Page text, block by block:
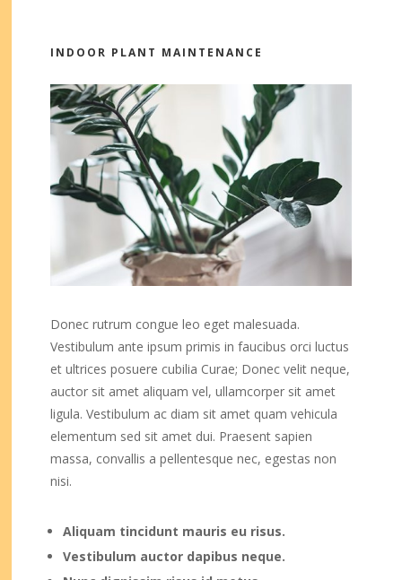
INDOOR PLANT MAINTENANCE
Donec rutrum congue leo eget malesuada.
Vestibulum ante ipsum primis in faucibus orci luctus
et ultrices posuere cubilia Curae; Donec velit neque,
auctor sit amet aliquam vel, ullamcorper sit amet
ligula. Vestibulum ac diam sit amet quam vehicula
elementum sed sit amet dui. Praesent sapien
massa, convallis a pellentesque nec, egestas non
nisi.
Aliquam tincidunt mauris eu risus.
Vestibulum auctor dapibus neque.